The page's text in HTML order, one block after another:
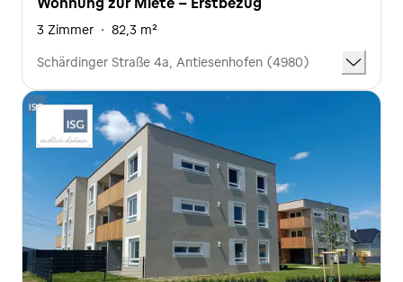
3 Zimmer · 82,3 m²
Schärdinger Straße 4a, Antiesenhofen (4980)